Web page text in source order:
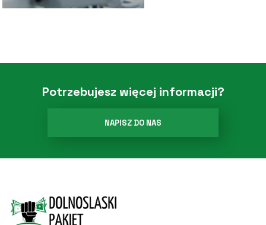
Potrzebujesz więcej informacji?
NAPISZ DO NAS